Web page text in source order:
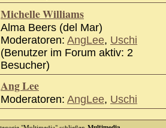
Michelle Williams
Alma Beers (del Mar)
Moderatoren: AngLee, Uschi
(Benutzer im Forum aktiv: 2
Besucher)
Ang Lee
Moderatoren: AngLee, Uschi